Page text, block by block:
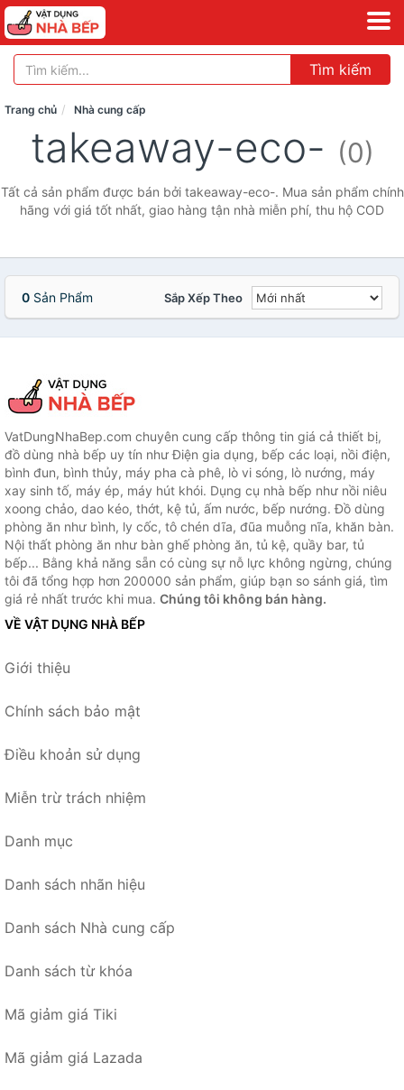
Tìm kiếm
Trang chủ Nhà cung cấp
takeaway-eco- (0)
Tất cả sản phẩm được bán bởi takeaway-eco-. Mua sản phẩm chính
hãng với giá tốt nhất, giao hàng tận nhà miễn phí, thu hộ COD
0 Sản Phẩm Sắp Xếp Theo
VatDungNhaBep.com chuyên cung cấp thông tin giá cả thiết bị,
đồ dùng nhà bếp uy tín như Điện gia dụng, bếp các loại, nồi điện,
bình đun, bình thủy, máy pha cà phê, lò vi sóng, lò nướng, máy
xay sinh tố, máy ép, máy hút khói. Dụng cụ nhà bếp như nồi niêu
xoong chảo, dao kéo, thớt, kệ tủ, ấm nước, bếp nướng. Đồ dùng
phòng ăn như bình, ly cốc, tô chén dĩa, đũa muỗng nĩa, khăn bàn.
Nội thất phòng ăn như bàn ghế phòng ăn, tủ kệ, quầy bar, tủ
bếp... Bằng khả năng sẵn có cùng sự nỗ lực không ngừng, chúng
tôi đã tổng hợp hơn 200000 sản phẩm, giúp bạn so sánh giá, tìm
giá rẻ nhất trước khi mua. Chúng tôi không bán hàng.
VỀ VẬT DỤNG NHÀ BẾP
Giới thiệu
Chính sách bảo mật
Điều khoản sử dụng
Miễn trừ trách nhiệm
Danh mục
Danh sách nhãn hiệu
Danh sách Nhà cung cấp
Danh sách từ khóa
Mã giảm giá Tiki
Mã giảm giá Lazada